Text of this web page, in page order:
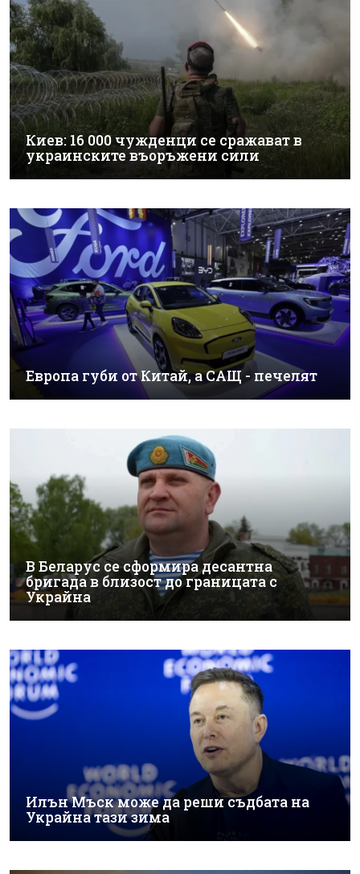
Киев: 16 000 чужденци се сражават в
украинските въоръжени сили
Европа губи от Китай, а САЩ - печелят
В Беларус се сформира десантна
бригада в близост до границата с
Украйна
Илън Мъск може да реши съдбата на
Украйна тази зима